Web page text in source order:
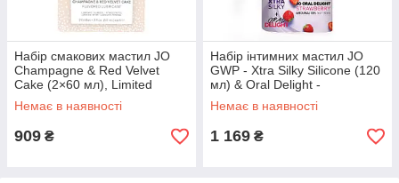
Набір смакових мастил JO
Champagne & Red Velvet
Cake (2×60 мл), Limited
Edition
Немає в наявності
909 ₴
Набір інтимних мастил JO
GWP - Xtra Silky Silicone (120
мл) & Oral Delight -
Strawberry (30 мл)
Немає в наявності
1 169 ₴